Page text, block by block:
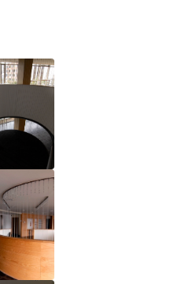
Pontificia Universidad
Chile
Pontificia Universidad
2025
de Graduación
Derecho, LLM 2025